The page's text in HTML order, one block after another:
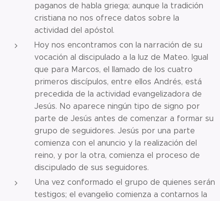
paganos de habla griega; aunque la tradición
cristiana no nos ofrece datos sobre la
actividad del apóstol.
Hoy nos encontramos con la narración de su
vocación al discipulado a la luz de Mateo. Igual
que para Marcos, el llamado de los cuatro
primeros discípulos, entre ellos Andrés, está
precedida de la actividad evangelizadora de
Jesús. No aparece ningún tipo de signo por
parte de Jesús antes de comenzar a formar su
grupo de seguidores. Jesús por una parte
comienza con el anuncio y la realización del
reino, y por la otra, comienza el proceso de
discipulado de sus seguidores.
Una vez conformado el grupo de quienes serán
testigos; el evangelio comienza a contarnos la